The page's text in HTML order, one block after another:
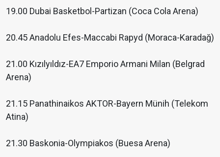
19.00 Dubai Basketbol-Partizan (Coca Cola Arena)
20.45 Anadolu Efes-Maccabi Rapyd (Moraca-Karadağ)
21.00 Kızılyıldız-EA7 Emporio Armani Milan (Belgrad
Arena)
21.15 Panathinaikos AKTOR-Bayern Münih (Telekom
Atina)
21.30 Baskonia-Olympiakos (Buesa Arena)